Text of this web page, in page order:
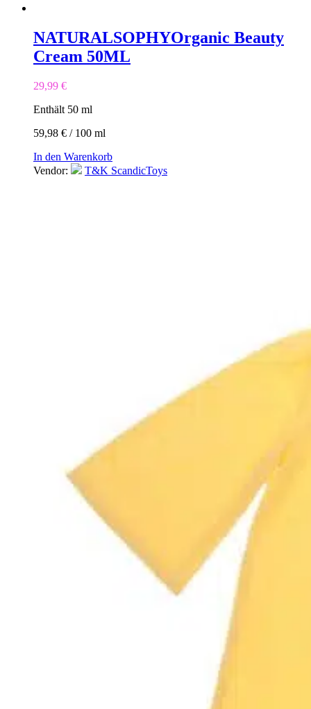
NATURALSOPHYOrganic Beauty
Cream 50ML
29,99 €
Enthält 50 ml
59,98 € / 100 ml
In den Warenkorb
Vendor:
T&K ScandicToys